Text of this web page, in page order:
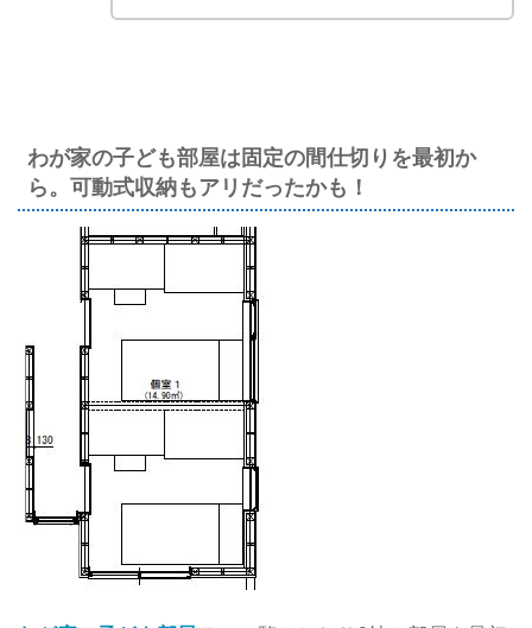
わが家の子ども部屋は固定の間仕切りを最初か
ら。可動式収納もアリだったかも！